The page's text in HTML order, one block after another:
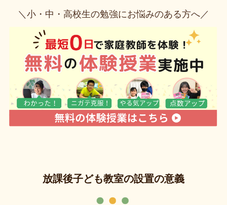
＼小・中・高校生の勉強にお悩みのある方へ／
放課後子ども教室の設置の意義